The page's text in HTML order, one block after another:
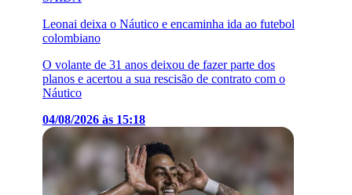
Leonai deixa o Náutico e encaminha ida ao futebol
colombiano
O volante de 31 anos deixou de fazer parte dos
planos e acertou a sua rescisão de contrato com o
Náutico
04/08/2026 às 15:18